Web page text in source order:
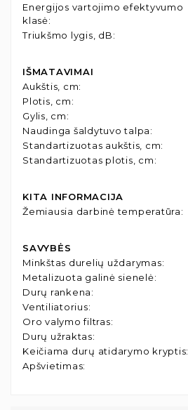
Energijos vartojimo efektyvumo
klasė:
Triukšmo lygis, dB:
IŠMATAVIMAI
Aukštis, cm:
Plotis, cm:
Gylis, cm:
Naudinga šaldytuvo talpa:
Standartizuotas aukštis, cm:
Standartizuotas plotis, cm:
KITA INFORMACIJA
Žemiausia darbinė temperatūra:
SAVYBĖS
Minkštas durelių uždarymas:
Metalizuota galinė sienelė:
Durų rankena:
Ventiliatorius:
Oro valymo filtras:
Durų užraktas:
Keičiama durų atidarymo kryptis:
Apšvietimas: